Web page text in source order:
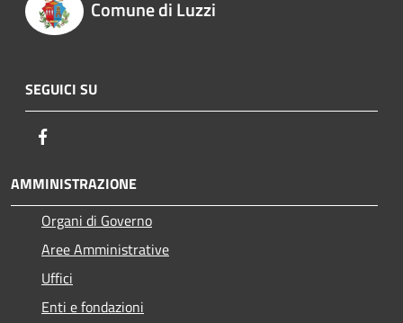
Comune di Luzzi
SEGUICI SU
AMMINISTRAZIONE
Organi di Governo
Aree Amministrative
Uffici
Enti e fondazioni